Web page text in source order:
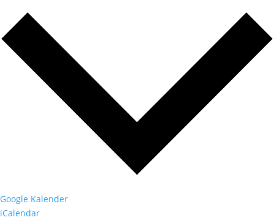
Google Kalender
iCalendar